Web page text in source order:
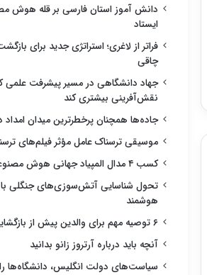
دانش آموز استان فارسی بر قله هوش
ایستاد
فراتر از لاغری؛ استراتژی جدید برای
چاقی
جهاد دانشگاهی در مسیر پیشرفت علمی
نقش‌آفرینی بیشتری کند
جاده‌ها همچنان پرخطرترین میدان
موسیقی ترسناک عامل مؤثر فیلم‌های
کسب ۴ مدال المپیاد جهانی هوش مصنوعی برای ایران
تحول شناسایی آتش‌سوزی‌های جنگلی با
هوشمند
۶ توصیه مهم برای والدین پیش از بازگشایی مدارس
آنچه باید درباره آرتروز زانو بدانید
سیاست‌های دولت انگلیس، دانشگاه‌ها